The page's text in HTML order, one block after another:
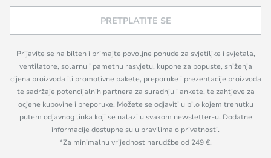
PRETPLATITE SE
Prijavite se na bilten i primajte povoljne ponude za svjetiljke i svjetala,
ventilatore, solarnu i pametnu rasvjetu, kupone za popuste, sniženja
cijena proizvoda ili promotivne pakete, preporuke i prezentacije proizvoda
te sadržaje potencijalnih partnera za suradnju i ankete, te zahtjeve za
ocjene kupovine i preporuke. Možete se odjaviti u bilo kojem trenutku
putem odjavnog linka koji se nalazi u svakom newsletter-u. Dodatne
informacije dostupne su u pravilima o privatnosti.
*Za minimalnu vrijednost narudžbe od 249 €.